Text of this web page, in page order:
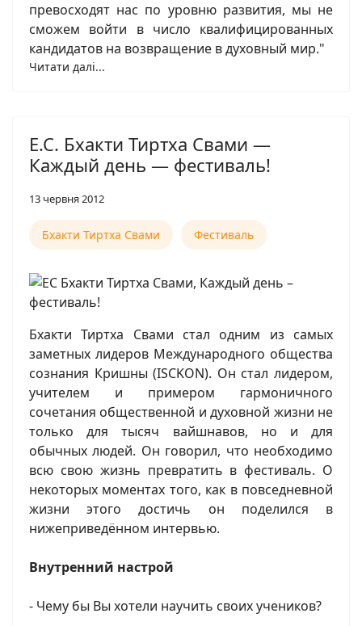
превосходят нас по уровню развития, мы не
сможем войти в число квалифицированных
кандидатов на возвращение в духовный мир."
Читати далі...
Е.С. Бхакти Тиртха Свами —
Каждый день — фестиваль!
13 червня 2012
Бхакти Тиртха Свами Фестиваль
Бхакти Тиртха Свами стал одним из самых
заметных лидеров Международного общества
сознания Кришны (ISCKON). Он стал лидером,
учителем и примером гармоничного
сочетания общественной и духовной жизни не
только для тысяч вайшнавов, но и для
обычных людей. Он говорил, что необходимо
всю свою жизнь превратить в фестиваль. О
некоторых моментах того, как в повседневной
жизни этого достичь он поделился в
нижеприведённом интервью.
Внутренний настрой
- Чему бы Вы хотели научить своих учеников?